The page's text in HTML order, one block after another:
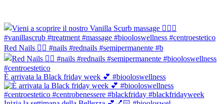
Red Nails ❤️‍🔥 #nails #rednails #semipermanente #b
È arrivata la Black friday week 💕 #biooloswellness